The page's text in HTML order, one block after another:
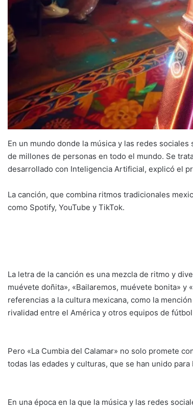
En un mundo donde la música y las redes
de millones de personas en todo el mundo. Se
desarrollado con Inteligencia Artificial, explicó el
La canción, que combina ritmos tradicionales
como Spotify, YouTube y TikTok.
La letra de la canción es una mezcla de ritmo y
muévete doñita», «Bailaremos, muévete bonita» y
referencias a la cultura mexicana, como la
rivalidad entre el América y otros equipos de
Pero «La Cumbia del Calamar» no solo promete
todas las edades y culturas, que se han unido
En una época en la que la música y las redes